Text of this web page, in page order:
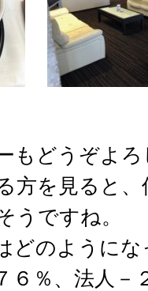
もどうぞよ
方を見ると
うですね。
どのように
６％、法人－